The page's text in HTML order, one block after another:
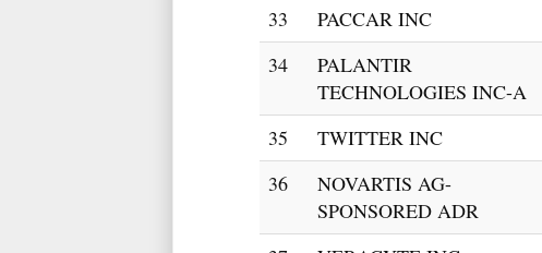
33
PACCAR INC
34
PALANTIR
TECHNOLOGIES INC-A
35 TWITTER INC
36
NOVARTIS AG-
SPONSORED ADR